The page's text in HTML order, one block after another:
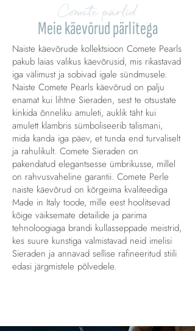
Comete pärlid
Meie käevõrud pärlitega
Naiste käevõrude kollektsioon Comete Pearls
pakub laias valikus käevõrusid, mis rikastavad
iga välimust ja sobivad igale sündmusele.
Naiste Comete Pearls käevõrud on palju
enamat kui lihtne Sieraden, sest te otsustate
kinkida õnneliku amuleti, auklik täht kui
amulett klambris sümboliseerib talismani,
mida kanda iga päev, et tunda end turvaliselt
ja rahulikult. Comete Sieraden on
pakendatud elegantsesse ümbrikusse, millel
on rahvusvaheline garantii. Comete Perle
naiste käevõrud on kõrgeima kvaliteediga
Made in Italy toode, mille eest hoolitsevad
kõige väiksemate detailide ja parima
tehnoloogiaga brandi kullasseppade meistrid,
kes suure kunstiga valmistavad neid imelisi
Sieraden ja annavad sellise rafineeritud stiili
edasi järgmistele põlvedele.